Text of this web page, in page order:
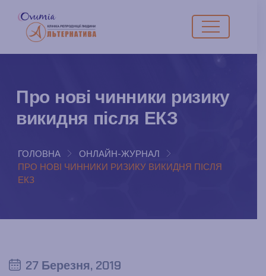
Про нові чинники ризику
викидня після ЕКЗ
ГОЛОВНА
ОНЛАЙН-ЖУРНАЛ
ПРО НОВІ ЧИННИКИ РИЗИКУ ВИКИДНЯ ПІСЛЯ
ЕКЗ
27 Березня, 2019